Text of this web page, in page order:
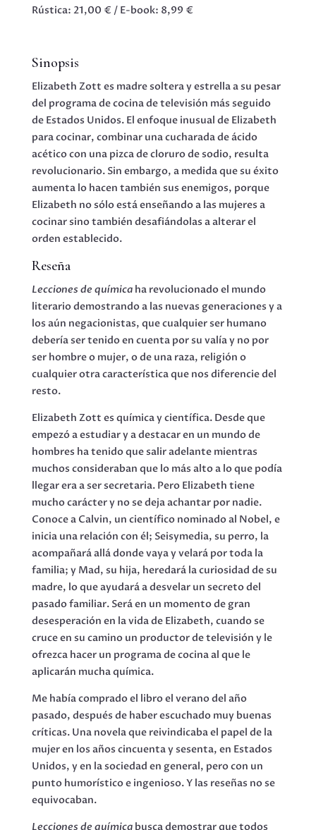
Rústica: 21,00 € / E-book: 8,99 €
Sinopsis
Elizabeth Zott es madre soltera y estrella a su pesar
del programa de cocina de televisión más seguido
de Estados Unidos. El enfoque inusual de Elizabeth
para cocinar, combinar una cucharada de ácido
acético con una pizca de cloruro de sodio, resulta
revolucionario. Sin embargo, a medida que su éxito
aumenta lo hacen también sus enemigos, porque
Elizabeth no sólo está enseñando a las mujeres a
cocinar sino también desafiándolas a alterar el
orden establecido.
Reseña
Lecciones de químicaha revolucionado el mundo
literario demostrando a las nuevas generaciones y a
los aún negacionistas, que cualquier ser humano
debería ser tenido en cuenta por su valía y no por
ser hombre o mujer, o de una raza, religión o
cualquier otra característica que nos diferencie del
resto.
Elizabeth Zott es química y científica. Desde que
empezó a estudiar y a destacar en un mundo de
hombres ha tenido que salir adelante mientras
muchos consideraban que lo más alto a lo que podía
llegar era a ser secretaria. Pero Elizabeth tiene
mucho carácter y no se deja achantar por nadie.
Conoce a Calvin, un científico nominado al Nobel, e
inicia una relación con él; Seisymedia, su perro, la
acompañará allá donde vaya y velará por toda la
familia; y Mad, su hija, heredará la curiosidad de su
madre, lo que ayudará a desvelar un secreto del
pasado familiar. Será en un momento de gran
desesperación en la vida de Elizabeth, cuando se
cruce en su camino un productor de televisión y le
ofrezca hacer un programa de cocina al que le
aplicarán mucha química.
Me había comprado el libro el verano del año
pasado, después de haber escuchado muy buenas
críticas. Una novela que reivindicaba el papel de la
mujer en los años cincuenta y sesenta, en Estados
Unidos, y en la sociedad en general, pero con un
punto humorístico e ingenioso. Y las reseñas no se
equivocaban.
Lecciones de químicabusca demostrar que todos